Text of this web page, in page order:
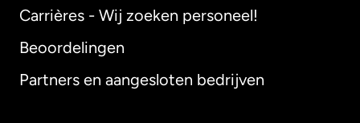
Carrières - Wij zoeken personeel!
Beoordelingen
Partners en aangesloten bedrijven